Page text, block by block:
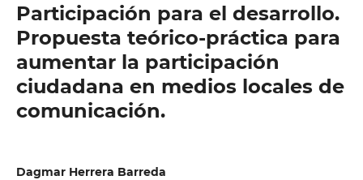
Participación para el desarrollo.
Propuesta teórico-práctica para
aumentar la participación
ciudadana en medios locales de
comunicación.
Dagmar Herrera Barreda